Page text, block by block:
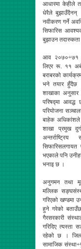
आधारमा केहीले
धेरैले बुझाउँदैनन्
नवीकरण गर्ने
सिफारिस
बुझाउन तदारुकता
आव २०७०÷७१
लिएर रू. ११
बराबरको
भने तयार हुँदैछ ।
शाखाका अनुसार
परिषद्मा
परियोजना
बाहेक
शाखा प्रमुख
भएकाले पनि
भनाइ छ ।
अनुगमन तथा
मल्लिक
गरिएको खण्डमा
हुने गरेको
गैरसरकारी
गरिदिए त्यस्ता
रहेको छ ।
सामाजिक